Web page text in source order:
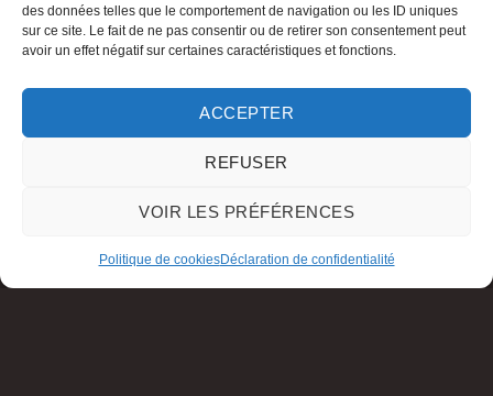
des données telles que le comportement de navigation ou les ID uniques
sur ce site. Le fait de ne pas consentir ou de retirer son consentement peut
avoir un effet négatif sur certaines caractéristiques et fonctions.
ACCEPTER
REFUSER
VOIR LES PRÉFÉRENCES
Politique de cookiesDéclaration de confidentialité